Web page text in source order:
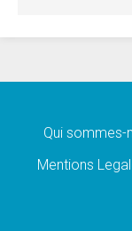
Qui sommes-
Mentions